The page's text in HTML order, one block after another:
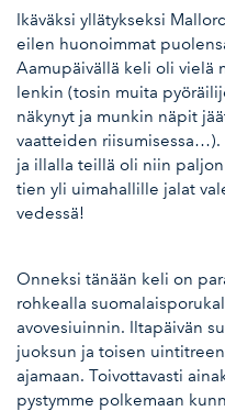
Ikäväksi yllätykseksi
eilen huonoimmat
Aamupäivällä keli oli vielä
lenkin (tosin muita
näkynyt ja munkin näpit
vaatteiden
ja illalla teillä oli niin
tien yli uimahallille jalat
vedessä!
Onneksi tänään keli on
rohkealla
avovesiuinnin. Iltapäivän
juoksun ja toisen
ajamaan. Toivottavasti
pystymme polkemaan